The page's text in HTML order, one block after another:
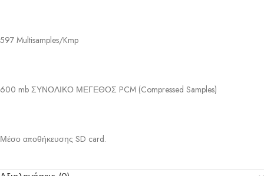
597 Multisamples/Kmp
600 mb ΣΥΝΟΛΙΚΟ ΜΕΓΕΘΟΣ PCM (Compressed Samples)
Μέσο αποθήκευσης SD card.